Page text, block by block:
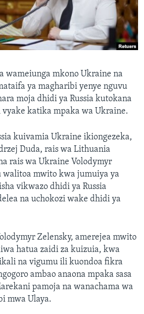
wameiunga mkono Ukraine na
ya magharibi yenye nguvu
moja dhidi ya Russia kutokana
vyake katika mpaka wa Ukraine.
kuivamia Ukraine ikiongezeka,
Duda, rais wa Lithuania
rais wa Ukraine Volodymyr
walitoa mwito kwa jumuiya ya
vikwazo dhidi ya Russia
na uchokozi wake dhidi ya
Zelensky, amerejea mwito
hatua zaidi za kuizuia, kwa
na vigumu ili kuondoa fikra
ambao anaona mpaka sasa
pamoja na wanachama wa
mwa Ulaya.